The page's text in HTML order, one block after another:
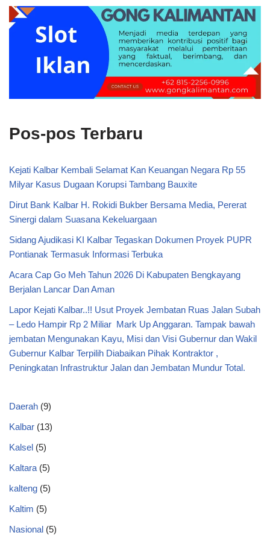
Pos-pos Terbaru
Kejati Kalbar Kembali Selamat Kan Keuangan Negara Rp 55
Milyar Kasus Dugaan Korupsi Tambang Bauxite
Dirut Bank Kalbar H. Rokidi Bukber Bersama Media, Pererat
Sinergi dalam Suasana Kekeluargaan
Sidang Ajudikasi KI Kalbar Tegaskan Dokumen Proyek PUPR
Pontianak Termasuk Informasi Terbuka
Acara Cap Go Meh Tahun 2026 Di Kabupaten Bengkayang
Berjalan Lancar Dan Aman
Lapor Kejati Kalbar..!! Usut Proyek Jembatan Ruas Jalan Subah
– Ledo Hampir Rp 2 Miliar Mark Up Anggaran. Tampak bawah
jembatan Mengunakan Kayu, Misi dan Visi Gubernur dan Wakil
Gubernur Kalbar Terpilih Diabaikan Pihak Kontraktor ,
Peningkatan Infrastruktur Jalan dan Jembatan Mundur Total.
Daerah (9)
Kalbar (13)
Kalsel (5)
Kaltara (5)
kalteng (5)
Kaltim (5)
Nasional (5)